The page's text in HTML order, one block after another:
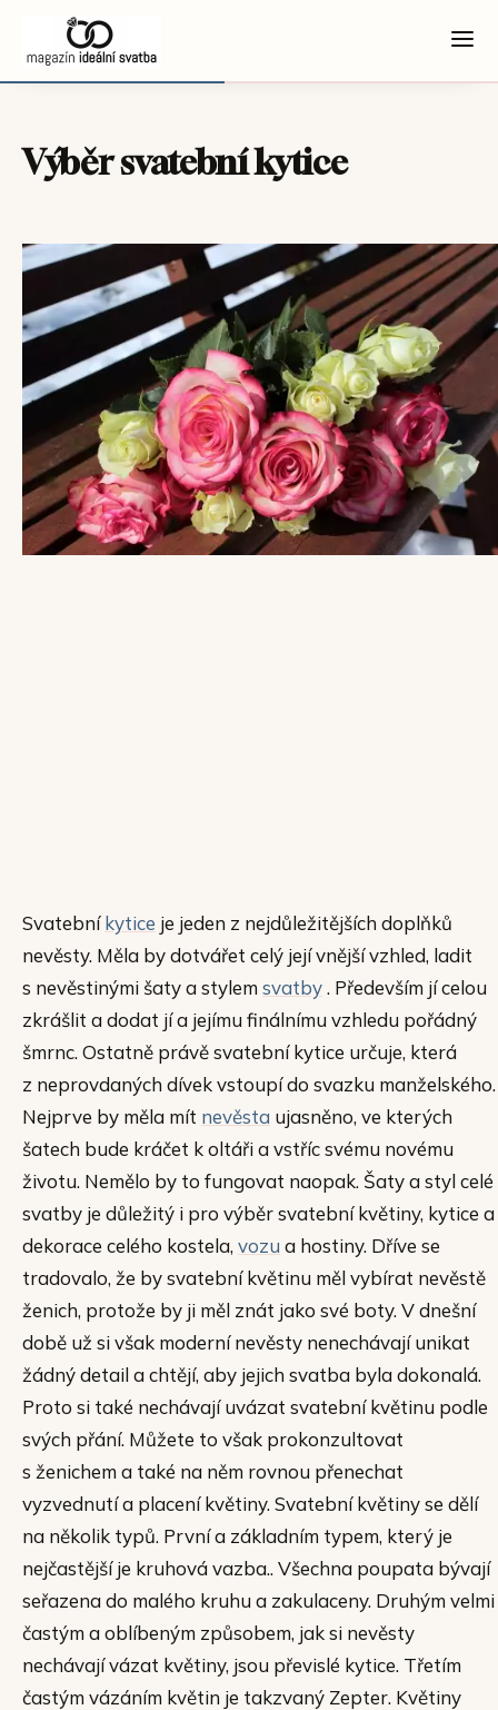
Výběr svatební kytice
Svatebníkytice je jeden z nejdůležitějších doplňků
nevěsty. Měla by dotvářet celý její vnější vzhled, ladit
s nevěstinými šaty a stylem svatby. Především jí celou
zkrášlit a dodat jí a jejímu finálnímu vzhledu pořádný
šmrnc. Ostatně právě svatební kytice určuje, která
z neprovdaných dívek vstoupí do svazku manželského.
Nejprve by měla mít nevěsta ujasněno, ve kterých
šatech bude kráčet k oltáři a vstříc svému novému
životu. Nemělo by to fungovat naopak. Šaty a styl celé
svatby je důležitý i pro výběr svatební květiny, kytice a
dekorace celého kostela, vozu a hostiny. Dříve se
tradovalo, že by svatební květinu měl vybírat nevěstě
ženich, protože by ji měl znát jako své boty. V dnešní
době už si však moderní nevěsty nenechávají unikat
žádný detail a chtějí, aby jejich svatba byla dokonalá.
Proto si také nechávají uvázat svatební květinu podle
svých přání. Můžete to však prokonzultovat
s ženichem a také na něm rovnou přenechat
vyzvednutí a placení květiny. Svatební květiny se dělí
na několik typů. První a základním typem, který je
nejčastější je kruhová vazba.. Všechna poupata bývají
seřazena do malého kruhu a zakulaceny. Druhým velmi
častým a oblíbeným způsobem, jak si nevěsty
nechávají vázat květiny, jsou převislé kytice. Třetím
častým vázáním květin je takzvaný Zepter. Květiny